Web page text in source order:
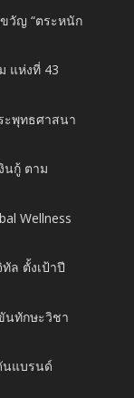
ขวัญ “ตระหนัก
แห่งที่ 43
ะพุทธศาสนา
นกู้ ตาม
Wellness
ล ตั้งเป้าปี
นทักษะวิชา
นแบรนด์